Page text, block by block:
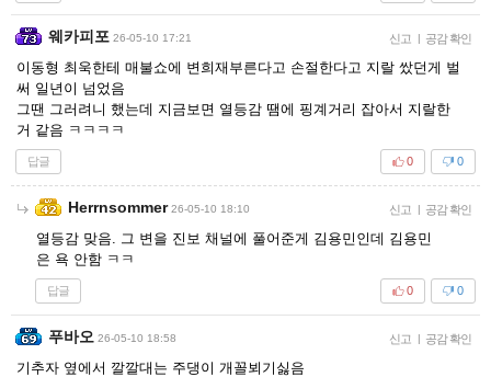
웨카피포 26-05-10 17:21 신고 | 공감 확인
이동형 최욱한테 매불쇼에 변희재부른다고 손절한다고 지랄 쌌던게 벌
써 일년이 넘었음
그땐 그러려니 했는데 지금보면 열등감 땜에 핑계거리 잡아서 지랄한
거 같음 ㅋㅋㅋㅋ
답글 0
0
Herrnsommer 26-05-10 18:10 신고 | 공감 확인
열등감 맞음. 그 변을 진보 채널에 풀어준게 김용민인데 김용민
은 욕 안함 ㅋㅋ
답글 0
0
푸바오 26-05-10 18:58 신고 | 공감 확인
기추자 옆에서 깔깔대는 주댕이 개꼴뵈기싫음